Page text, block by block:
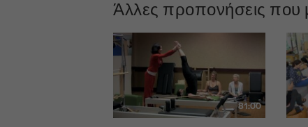
Άλλες προπονήσεις που
81:00